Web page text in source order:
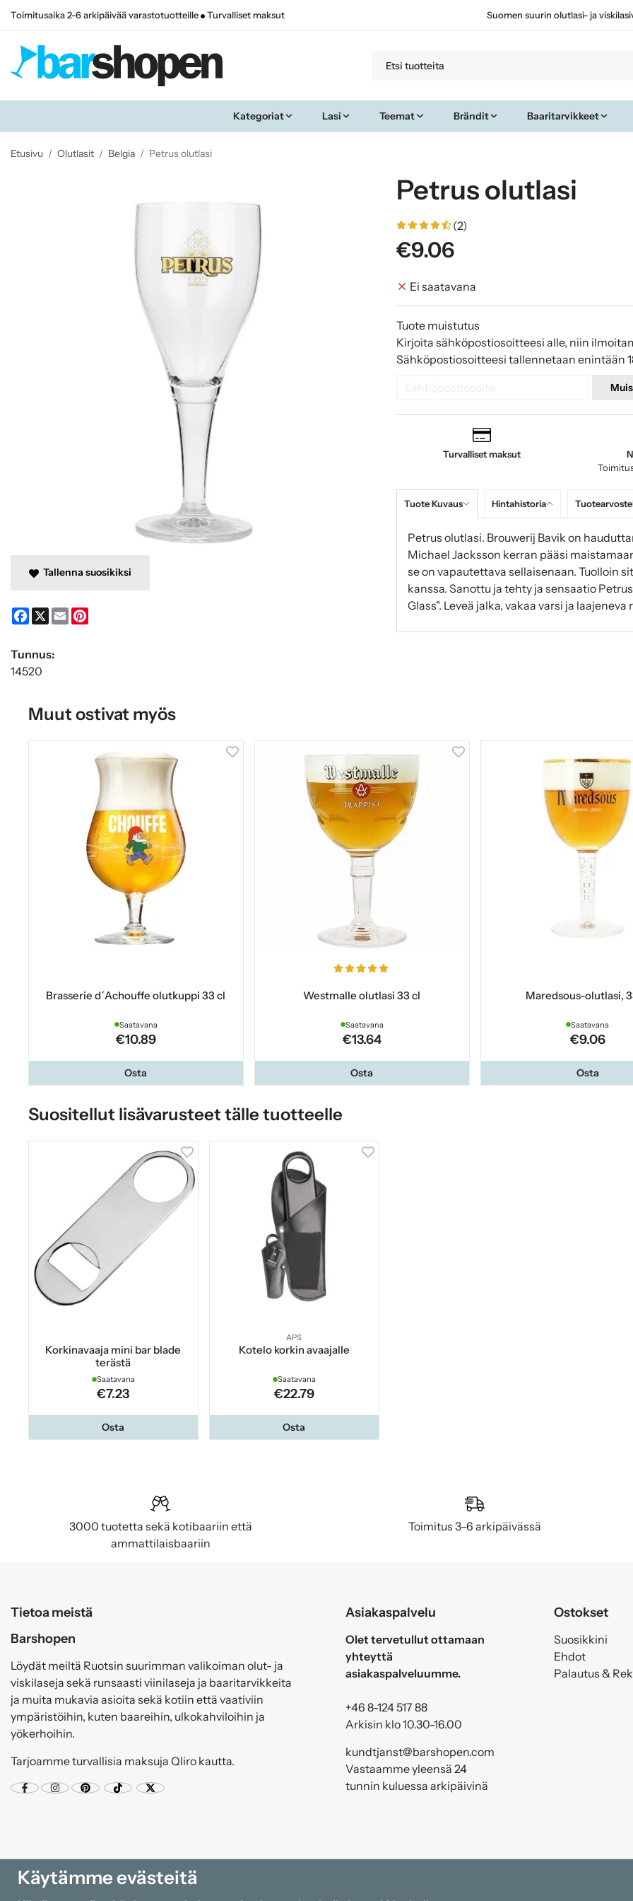
Toimitusaika 2-6 arkipäivää varastotuotteille Turvalliset maksut Suomen suurin olutlasi- ja
Kategoriat Lasi Teemat Brändit Baaritarvikkeet
Etusivu / Olutlasit / Belgia / Petrus olutlasi
Petrus olutlasi
(2)
€9.06
Ei saatavana
Tuote muistutus
Kirjoita sähköpostiosoitteesi alle, niin
Sähköpostiosoitteesi tallennetaan enintään
Turvalliset maksut
Tuote Kuvaus Hintahistoria
Petrus olutlasi. Brouwerij Bavik on
Michael Jacksson kerran pääsi
se on vapautettava sellaisenaan. Tuolloin
kanssa. Sanottu ja tehty ja sensaatio
Glass". Leveä jalka, vakaa varsi ja
Tallenna suosikiksi
Facebook
X Email
Tunnus:
14520
Muut ostivat myös
Brasserie d´Achouffe olutkuppi 33 cl
Saatavana
€10.89
Osta
Westmalle olutlasi 33 cl
Saatavana
€13.64
Osta
Maredsous-olutlasi,
Saatavana
€9.06
Osta
Suositellut lisävarusteet tälle tuotteelle
Korkinavaaja mini bar blade
terästä
Saatavana
€7.23
Osta
APS
Kotelo korkin avaajalle
Saatavana
€22.79
Osta
3000 tuotetta sekä kotibaariin että
ammattilaisbaariin
Toimitus 3–6 arkipäivässä
Tietoa meistä
Barshopen
Löydät meiltä Ruotsin suurimman valikoiman olut- ja
viskilaseja sekä runsaasti viinilaseja ja baaritarvikkeita
ja muita mukavia asioita sekä kotiin että vaativiin
ympäristöihin, kuten baareihin, ulkokahviloihin ja
yökerhoihin.
Tarjoamme turvallisia maksuja Qliro kautta.
Asiakaspalvelu
Olet tervetullut ottamaan
yhteyttä
asiakaspalveluumme.
+46 8-124 517 88
Arkisin klo 10.30-16.00
kundtjanst@barshopen.com
Vastaamme yleensä 24
tunnin kuluessa arkipäivinä
Ostokset
Suosikkini
Ehdot
Palautus &
Käytämme evästeitä